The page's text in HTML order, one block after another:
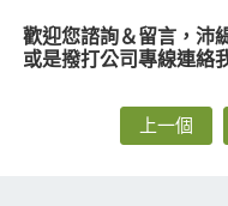
歡迎您諮詢＆留言， 沛
或是撥打公司專線連絡
上一個